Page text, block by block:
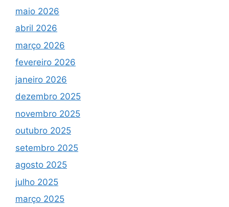
maio 2026
abril 2026
março 2026
fevereiro 2026
janeiro 2026
dezembro 2025
novembro 2025
outubro 2025
setembro 2025
agosto 2025
julho 2025
março 2025